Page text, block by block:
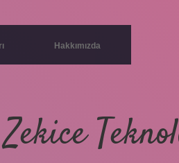
Hakkımızda
Zekice